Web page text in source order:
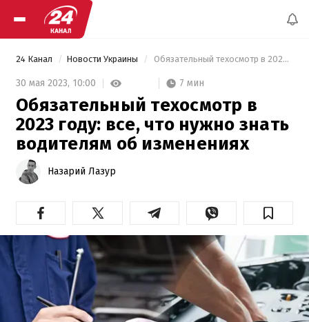
24 Канал Новости Украины Обязательный техосмотр в 2023 году: все, что нужно знать водителям об изменениях
30 мая 2023, 10:00 7 мин
Обязательный техосмотр в
2023 году: все, что нужно знать
водителям об изменениях
Назарий Лазур